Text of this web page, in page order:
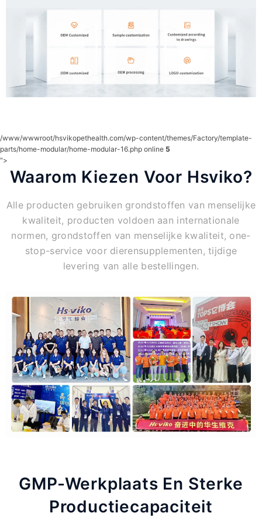
/www/wwwroot/hsvikopethealth.com/wp-content/themes/Factory/template-
parts/home-modular/home-modular-16.php online 5
">
Waarom Kiezen Voor Hsviko?
Alle producten gebruiken grondstoffen van menselijke
kwaliteit, producten voldoen aan internationale
normen, grondstoffen van menselijke kwaliteit, one-
stop-service voor dierensupplementen, tijdige
levering van alle bestellingen.
GMP-Werkplaats En Sterke
Productiecapaciteit